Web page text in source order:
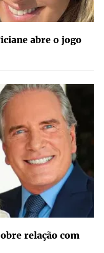
abre o jogo
relação com